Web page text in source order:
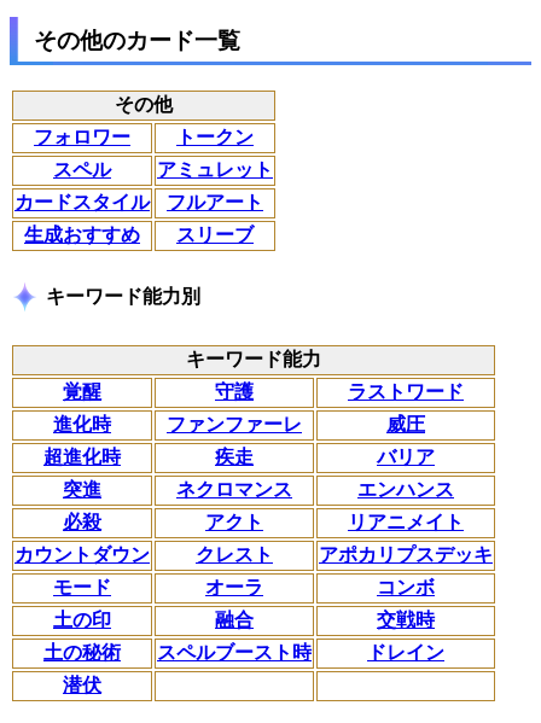
その他のカード一覧
その他
フォロワー
トークン
スペル
アミュレット
カードスタイル
フルアート
生成おすすめ
スリーブ
キーワード能力別
キーワード能力
覚醒
守護
ラストワード
進化時
ファンファーレ
威圧
超進化時
疾走
バリア
突進
ネクロマンス
エンハンス
必殺
アクト
リアニメイト
カウントダウン
クレスト
アポカリプスデッキ
モード
オーラ
コンボ
土の印
融合
交戦時
土の秘術
スペルブースト時
ドレイン
潜伏